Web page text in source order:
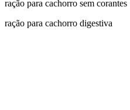
ração para cachorro sem corantes
ração para cachorro digestiva